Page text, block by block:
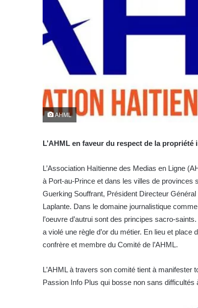
AHML
L’AHML en faveur du respect de la
L’Association Haïtienne des Medias en Ligne
à Port-au-Prince et dans les villes de provinces
Guerking Souffrant, Président Directeur
Laplante. Dans le domaine journalistique
l’oeuvre d’autrui sont des principes sacro-
a violé une règle d’or du métier. En lieu et
confrère et membre du Comité de l’AHML.
L’AHML à travers son comité tient à manifester
Passion Info Plus qui bosse non sans difficultés